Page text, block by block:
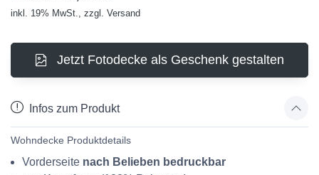
inkl. 19% MwSt., zzgl. Versand
Jetzt Fotodecke als Geschenk gestalten
Infos zum Produkt
Wohndecke Produktdetails
Vorderseite nach Belieben bedruckbar